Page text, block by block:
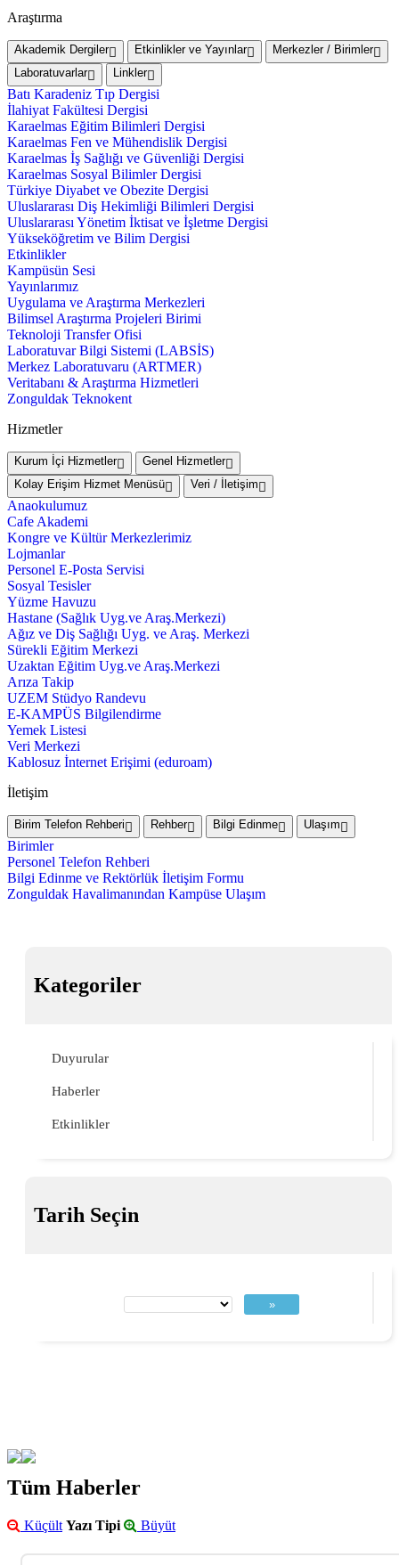
Araştırma
Akademik Dergiler Etkinlikler ve Yayınlar
Merkezler / Birimler
Laboratuvarlar
Linkler
Batı Karadeniz Tıp Dergisi
İlahiyat Fakültesi Dergisi
Karaelmas Eğitim Bilimleri Dergisi
Karaelmas Fen ve Mühendislik Dergisi
Karaelmas İş Sağlığı ve Güvenliği Dergisi
Karaelmas Sosyal Bilimler Dergisi
Türkiye Diyabet ve Obezite Dergisi
Uluslararası Diş Hekimliği Bilimleri Dergisi
Uluslararası Yönetim İktisat ve İşletme Dergisi
Yükseköğretim ve Bilim Dergisi
Etkinlikler
Kampüsün Sesi
Yayınlarımız
Uygulama ve Araştırma Merkezleri
Bilimsel Araştırma Projeleri Birimi
Teknoloji Transfer Ofisi
Laboratuvar Bilgi Sistemi (LABSİS)
Merkez Laboratuvaru (ARTMER)
Veritabanı & Araştırma Hizmetleri
Zonguldak Teknokent
Hizmetler
Kurum İçi Hizmetler
Genel Hizmetler
Kolay Erişim Hizmet Menüsü
Veri / İletişim
Anaokulumuz
Cafe Akademi
Kongre ve Kültür Merkezlerimiz
Lojmanlar
Personel E-Posta Servisi
Sosyal Tesisler
Yüzme Havuzu
Hastane (Sağlık Uyg.ve Araş.Merkezi)
Ağız ve Diş Sağlığı Uyg. ve Araş. Merkezi
Sürekli Eğitim Merkezi
Uzaktan Eğitim Uyg.ve Araş.Merkezi
Arıza Takip
UZEM Stüdyo Randevu
E-KAMPÜS Bilgilendirme
Yemek Listesi
Veri Merkezi
Kablosuz İnternet Erişimi (eduroam)
İletişim
Birim Telefon Rehberi Rehber Bilgi Edinme Ulaşım
Birimler
Personel Telefon Rehberi
Bilgi Edinme ve Rektörlük İletişim Formu
Zonguldak Havalimanından Kampüse Ulaşım
Kategoriler
Duyurular
Haberler
Etkinlikler
Tarih Seçin
»
Tüm Haberler
Küçült Yazı Tipi Büyüt